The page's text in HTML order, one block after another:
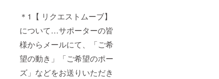
＊1【 リクエストムーブ】
について…サポーターの皆
様からメールにて、「ご希
望の動き」「ご希望のポー
ズ」などをお送りいただき